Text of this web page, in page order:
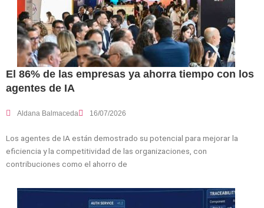
El 86% de las empresas ya ahorra tiempo con los
agentes de IA
Aldana Balmaceda 16/07/2026
Los agentes de IA están demostrado su potencial para mejorar la
eficiencia y la competitividad de las organizaciones, con
contribuciones como el ahorro de